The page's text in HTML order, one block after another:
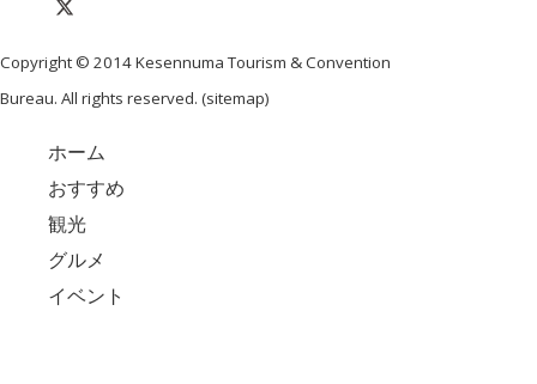
Copyright © 2014 Kesennuma Tourism & Convention
Bureau. All rights reserved. (sitemap)
ホーム
おすすめ
観光
グルメ
イベント